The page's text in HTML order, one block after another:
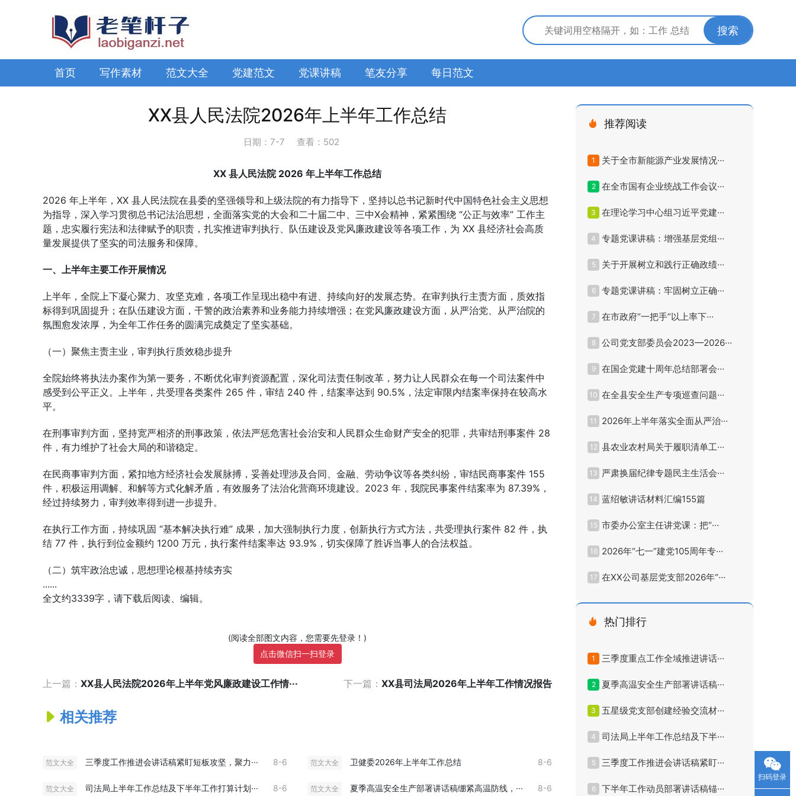
搜索
首页 写作素材 范文大全 党建范文 党课讲稿 笔友分享 每日范文
XX县人民法院2026年上半年工作总结
日期： 7-7 查看：502
XX 县人民法院 2026 年上半年工作总结
2026 年上半年，XX 县人民法院在县委的坚强领导和上级法院的有力指导下，坚持以总书记新时代中国特色社会主义思想
为指导，深入学习贯彻总书记法治思想，全面落实党的大会和二十届二中、三中X会精神，紧紧围绕 “公正与效率” 工作主
题，忠实履行宪法和法律赋予的职责，扎实推进审判执行、队伍建设及党风廉政建设等各项工作，为 XX 县经济社会高质
量发展提供了坚实的司法服务和保障。
一、上半年主要工作开展情况
上半年，全院上下凝心聚力、攻坚克难，各项工作呈现出稳中有进、持续向好的发展态势。在审判执行主责方面，质效指
标得到巩固提升；在队伍建设方面，干警的政治素养和业务能力持续增强；在党风廉政建设方面，从严治党、从严治院的
氛围愈发浓厚，为全年工作任务的圆满完成奠定了坚实基础。
（一）聚焦主责主业，审判执行质效稳步提升
全院始终将执法办案作为第一要务，不断优化审判资源配置，深化司法责任制改革，努力让人民群众在每一个司法案件中
感受到公平正义。上半年，共受理各类案件 265 件，审结 240 件，结案率达到 90.5%，法定审限内结案率保持在较高水
平。
在刑事审判方面，坚持宽严相济的刑事政策，依法严惩危害社会治安和人民群众生命财产安全的犯罪，共审结刑事案件 28
件，有力维护了社会大局的和谐稳定。
在民商事审判方面，紧扣地方经济社会发展脉搏，妥善处理涉及合同、金融、劳动争议等各类纠纷，审结民商事案件 155
件，积极运用调解、和解等方式化解矛盾，有效服务了法治化营商环境建设。2023 年，我院民事案件结案率为 87.39%，
经过持续努力，审判效率得到进一步提升。
在执行工作方面，持续巩固 “基本解决执行难” 成果，加大强制执行力度，创新执行方式方法，共受理执行案件 82 件，执
结 77 件，执行到位金额约 1200 万元，执行案件结案率达 93.9%，切实保障了胜诉当事人的合法权益。
（二）筑牢政治忠诚，思想理论根基持续夯实
......
全文约3339字，请下载后阅读、编辑。
(阅读全部图文内容，您需要先登录！)
点击微信扫一扫登录
上一篇： XX县人民法院2026年上半年党风廉政建设工作情··· 下一篇： XX县司法局2026年上半年工作情况报告
相关推荐
范文大全 三季度工作推进会讲话稿紧盯短板攻坚，聚力··· 8-6 范文大全 卫健委2026年上半年工作总结 8-6
范文大全 司法局上半年工作总结及下半年工作打算计划··· 8-6 范文大全 夏季高温安全生产部署讲话稿绷紧高温防线，··· 8-6
推荐阅读
1 关于全市新能源产业发展情况···
2 在全市国有企业统战工作会议···
3 在理论学习中心组习近平党建···
4 专题党课讲稿：增强基层党组···
5 关于开展树立和践行正确政绩···
6 专题党课讲稿：牢固树立正确···
7 在市政府“一把手”以上率下···
8 公司党支部委员会2023—2026···
9 在国企党建十周年总结部署会···
10 在全县安全生产专项巡查问题···
11 2026年上半年落实全面从严治···
12 县农业农村局关于履职清单工···
13 严肃换届纪律专题民主生活会···
14 蓝绍敏讲话材料汇编155篇
15 市委办公室主任讲党课：把“···
16 2026年“七一”建党105周年专···
17 在XX公司基层党支部2026年“···
热门排行
1 三季度重点工作全域推进讲话···
2 夏季高温安全生产部署讲话稿···
3 五星级党支部创建经验交流材···
4 司法局上半年工作总结及下半···
5 三季度工作推进会讲话稿紧盯···
6 下半年工作动员部署讲话稿锚···
扫码登录